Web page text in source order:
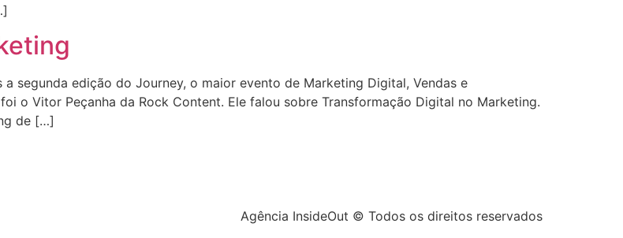
segunda edição do Journey, o maior evento de Marketing Digital, Vendas e
o Vitor Peçanha da Rock Content. Ele falou sobre Transformação Digital no Marketing.
de […]
Agência InsideOut © Todos os direitos reservados